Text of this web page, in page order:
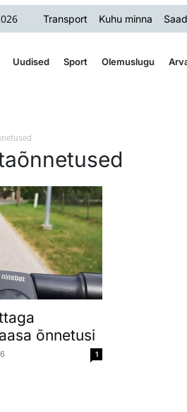
Transport Kuhu minna
Uudised Sport Olemuslugu
õnnetusi
1